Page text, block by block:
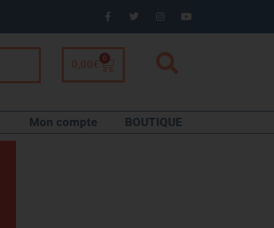
0,00€
0
Mon compte BOUTIQUE